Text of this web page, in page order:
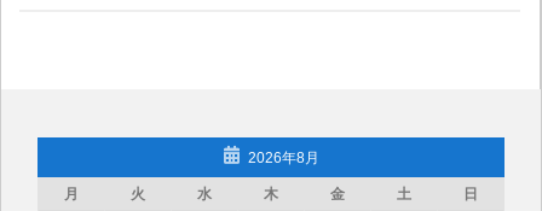
2026年8月
月 火 水 木 金 土
日